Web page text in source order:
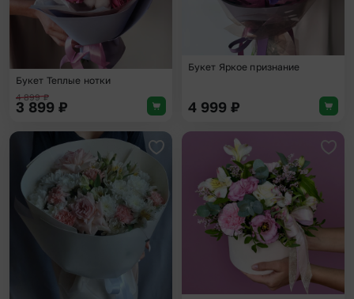
Букет Теплые нотки
4 899₽
3 899 ₽
Букет Яркое признание
4 999 ₽
Добавить в избранное